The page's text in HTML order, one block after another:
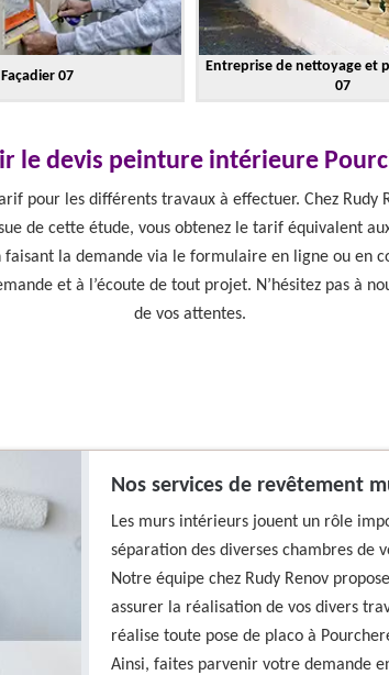
Façadier 07
Entreprise de nettoyage et
07
le devis peinture intérieure
pour les différents travaux à effectuer. Chez Rudy
de cette étude, vous obtenez le tarif équivalent
faisant la demande via le formulaire en ligne ou en
et à l’écoute de tout projet. N’hésitez pas à
de vos attentes.
Nos services de revêtement
Les murs intérieurs jouent un rôle
séparation des diverses chambres de
Notre équipe chez Rudy Renov
assurer la réalisation de vos divers
réalise toute pose de placo à
Ainsi, faites parvenir votre demande